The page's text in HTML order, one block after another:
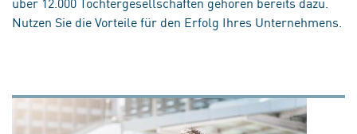
Nutzen Sie die Vorteile für den Erfolg Ihres Unternehmens.